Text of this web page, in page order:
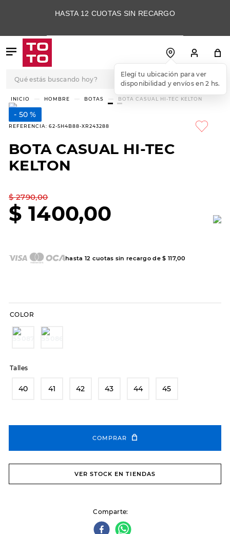
HASTA 12 CUOTAS SIN RECARGO
Elegí tu ubicación para ver
disponibilidad y envíos en 2 hs.
HOMBRE BOTAS BOTA CASUAL HI-TEC KELTON
50 %
REFERENCIA: 62-5H4B88-XR243288
BOTA CASUAL HI-TEC
KELTON
$ 2790,00
$ 1400,00
hasta 12 cuotas sin recargo de$ 117,00
COLOR
Talles
40 41 42 43 44 45
COMPRAR
VER STOCK EN TIENDAS
Comparte
TÉRMINOS MÁS
BUSCADOS